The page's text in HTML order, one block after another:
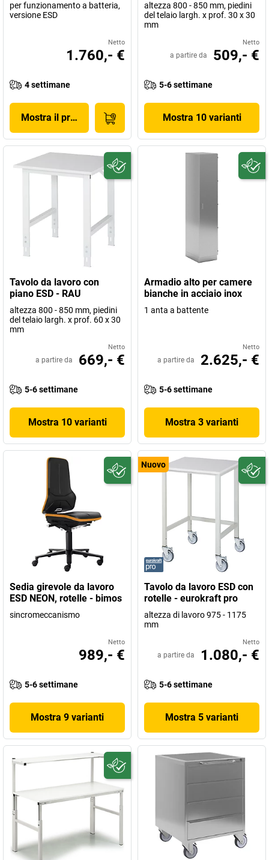
per funzionamento a batteria,
versione ESD
Netto
1.760,- €
4 settimane
Mostra il prodotto
altezza 800 - 850 mm, piedini
del telaio largh. x prof. 30 x 30
mm
Netto
a partire da 509,- €
5-6 settimane
Mostra 10 varianti
Tavolo da lavoro con
piano ESD - RAU
altezza 800 - 850 mm, piedini
del telaio largh. x prof. 60 x 30
mm
Netto
a partire da 669,- €
5-6 settimane
Mostra 10 varianti
Armadio alto per camere
bianche in acciaio inox
1 anta a battente
Netto
a partire da 2.625,- €
5-6 settimane
Mostra 3 varianti
Sedia girevole da lavoro
ESD NEON, rotelle - bimos
sincromeccanismo
Netto
989,- €
5-6 settimane
Mostra 9 varianti
Nuovo
Tavolo da lavoro ESD con
rotelle - eurokraft pro
altezza di lavoro 975 - 1175
mm
Netto
a partire da 1.080,- €
5-6 settimane
Mostra 5 varianti